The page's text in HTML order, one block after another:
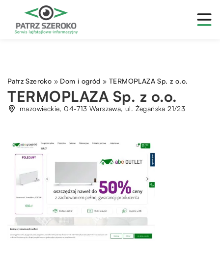
Patrz Szeroko » Dom i ogród »TERMOPLAZA Sp. z o.o.
TERMOPLAZA Sp. z o.o.
mazowieckie, 04-713 Warszawa, ul. Żegańska 21/23